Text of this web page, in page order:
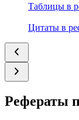
Таблицы в
Цитаты в
Рефераты